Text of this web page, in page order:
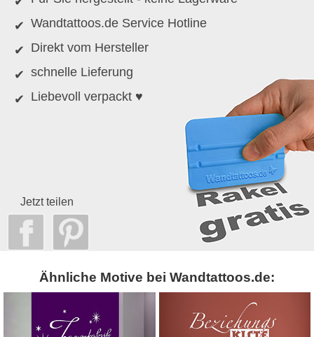
Wandtattoos.de Service Hotline
Direkt vom Hersteller
schnelle Lieferung
Liebevoll verpackt ♥
Jetzt teilen
Ähnliche Motive bei Wandtattoos.de: